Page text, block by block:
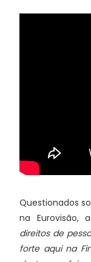
Questionados
na Eurovisão,
direitos de
forte aqui na